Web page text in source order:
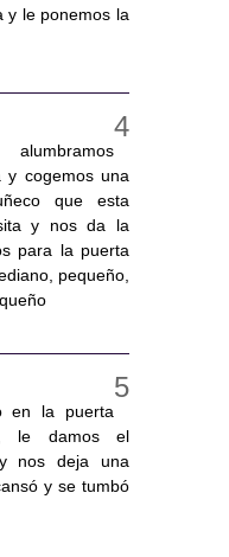
y le ponemos la
y cogemos una
que esta
y nos da la
para la puerta
pequeño,
en la puerta
le damos el
nos deja una
y se tumbó